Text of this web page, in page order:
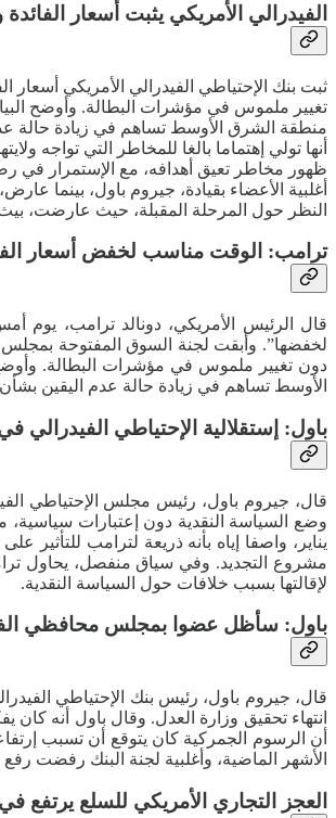
الفيدرالي الأمريكي يثبت أسعار
تغيير ملموس في مؤشرات البطالة. وأوضح
أنها تولي إهتماما بالغا للمخاطر التي تواجه
ظهور مخاطر تعيق أهدافه، مع الإستمرار في
أغلبية الأعضاء بقيادة، جيروم باول، بينما
النظر حول المرحلة المقبلة، حيث عارضت،
ترامب: الوقت مناسب لخفض أسعار
قال الرئيس الأمريكي، دونالد ترامب، يوم
دون تغيير ملموس في مؤشرات البطالة. وأوضح
الأوسط تساهم في زيادة حالة عدم اليقين بشأن
باول: إستقلالية الإحتياطي الفيدرالي
قال، جيروم باول، رئيس مجلس الإحتياطي
وضع السياسة النقدية دون إعتبارات
يناير، واصفا إياه بأنه ذريعة لترامب
مشروع التجديد. وفي سياق منفصل، يحاول
لإقالتها بسبب خلافات حول السياسة النقدية.
باول: سأظل عضوا بمجلس محافظي
قال، جيروم باول، رئيس بنك الإحتياطي
انتهاء تحقيق وزارة العدل. وقال باول أنه
الأشهر الماضية، وأغلبية لجنة البنك رفضت رفع
العجز التجاري الأمريكي للسلع يرتفع